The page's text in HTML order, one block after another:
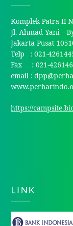
Komplek Patra II
Jl. Ahmad Yani –
Jakarta Pusat
Telp : 021-
Fax : 021-
email :
https://
LINK